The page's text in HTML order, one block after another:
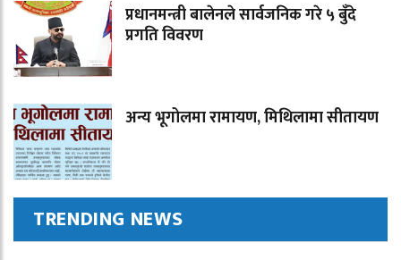
प्रधानमन्त्री बालेनले सार्वजनिक गरे ५ बुँदे
प्रगति विवरण
अन्य भूगोलमा रामायण, मिथिलामा सीतायण
TRENDING NEWS